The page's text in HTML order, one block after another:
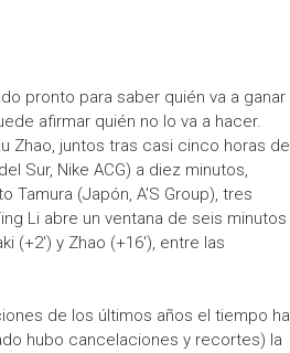
pronto para saber quién va a ganar
afirmar quién no lo va a hacer.
Zhao, juntos tras casi cinco horas de
Sur, Nike ACG) a diez minutos,
Tamura (Japón, A'S Group), tres
Li abre un ventana de seis minutos
(+2') y Zhao (+16'), entre las
de los últimos años el tiempo ha
hubo cancelaciones y recortes) la